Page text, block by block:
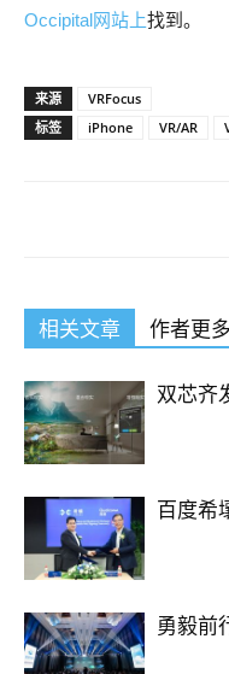
Occipital网站上找到。
来源
VRFocus
标签
iPhone VR/AR
相关文章 作者更
双芯齐
百度希
勇毅前